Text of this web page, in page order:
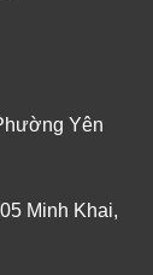
Yên
Minh Khai,